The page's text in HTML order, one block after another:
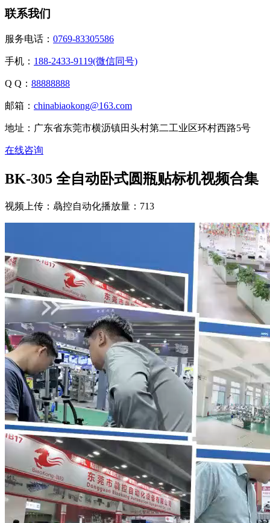
联系我们
服务电话： 0769-83305586
手机： 188-2433-9119(微信同号)
Q Q： 88888888
邮箱： chinabiaokong@163.com
地址：广东省东莞市横沥镇田头村第二工业区环村西路5号
在线咨询
BK-305 全自动卧式圆瓶贴标机视频合集
视频上传：骉控自动化播放量：713